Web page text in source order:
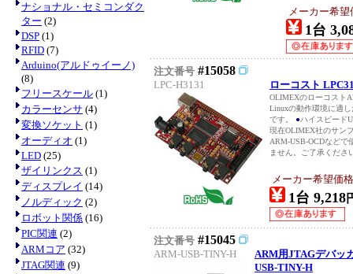
ナショナル・セミコンダク
ター (2)
DSP (1)
RFID (7)
Arduino(アルドゥイーノ)
(8)
フリースケール (1)
カラーセンサ (4)
変換ソケット (1)
オーディオ (1)
LED (25)
ザイリンクス (1)
ディスプレイ (14)
ノルディック (2)
ロボット関係 (16)
PIC関連 (2)
ARMコア (32)
JTAG関連 (9)
メーカー希望
1台
注文番号 #15058
LPC-H3131 ローコスト
OLIMEXのローコスト
Linuxの動作環境に適
です。 ●ハイスピード
現在OLIMEX社のサン
ARM-USB-OCDなどで
ません。ご了承くださ
メーカー希望価
1台 9,218
注文番号 #15045
ARM-USB-TINY-H
ARM用JTAGデバッ
USB-TINY-H